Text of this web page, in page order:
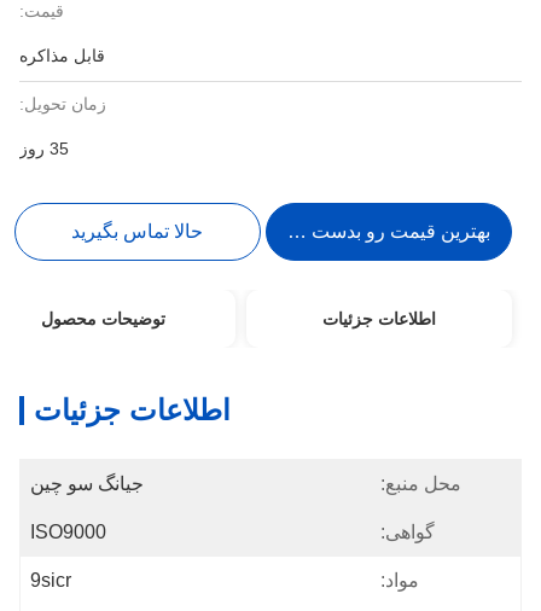
قیمت:
قابل مذاکره
زمان تحویل:
35 روز
بهترین قیمت رو بدست بیار حالا تماس بگیرید
اطلاعات جزئیات توضیحات محصول
اطلاعات جزئیات
محل منبع: جیانگ سو چین
گواهی: ISO9000
مواد: 9sicr